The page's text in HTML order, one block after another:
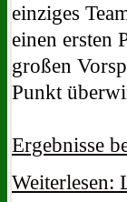
einziges
einen ersten
großen
Punkt
Ergebnisse
Weiterlesen: